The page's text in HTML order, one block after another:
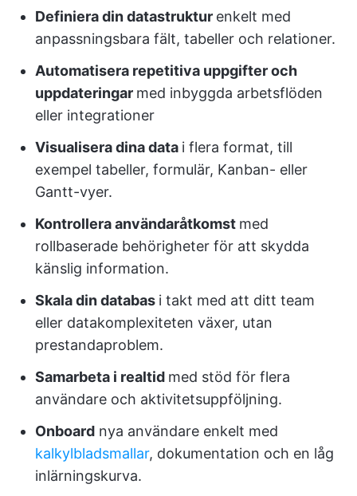
Definiera din datastruktur enkelt med
anpassningsbara fält, tabeller och relationer.
Automatisera repetitiva uppgifter och
uppdateringar med inbyggda arbetsflöden
eller integrationer
Visualisera dina data i flera format, till
exempel tabeller, formulär, Kanban- eller
Gantt-vyer.
Kontrollera användaråtkomst med
rollbaserade behörigheter för att skydda
känslig information.
Skala din databas i takt med att ditt team
eller datakomplexiteten växer, utan
prestandaproblem.
Samarbeta i realtid med stöd för flera
användare och aktivitetsuppföljning.
Onboard nya användare enkelt med
kalkylbladsmallar, dokumentation och en låg
inlärningskurva.